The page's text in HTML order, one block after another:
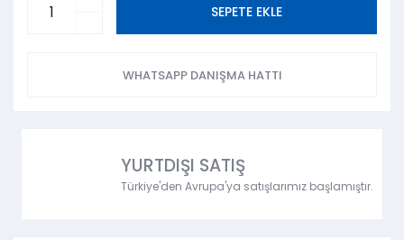
SEPETE EKLE
WHATSAPP DANIŞMA HATTI
YURTDIŞI SATIŞ
Türkiye'den Avrupa'ya satışlarımız başlamıştır.